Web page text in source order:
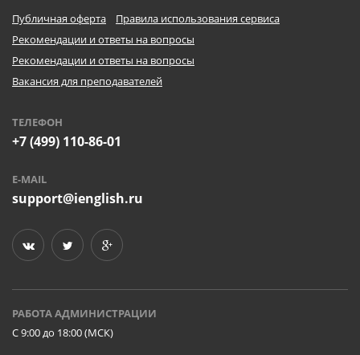
Публичная оферта
Правила использования сервиса
Рекомендации и ответы на вопросы
Рекомендации и ответы на вопросы
Вакансия для преподавателей
ТЕЛЕФОН
+7 (499) 110-86-01
E-MAIL
support@ienglish.ru
РАБОТА АДМИНИСТРАЦИИ
C 9:00 до 18:00 (МСК)